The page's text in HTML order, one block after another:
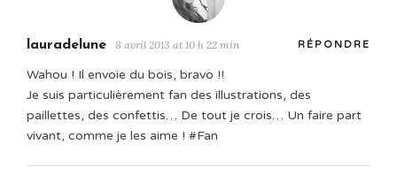
lauradelune 8 avril 2013 at 10 h 22 min RÉPONDRE
Wahou ! Il envoie du bois, bravo !!
Je suis particulièrement fan des illustrations, des
paillettes, des confettis… De tout je crois… Un faire part
vivant, comme je les aime ! #Fan